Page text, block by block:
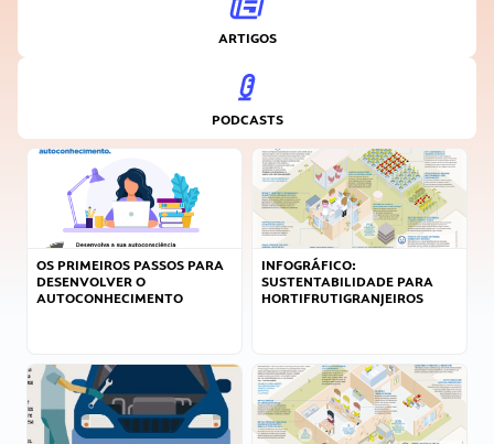
ARTIGOS
PODCASTS
OS PRIMEIROS PASSOS PARA
DESENVOLVER O
AUTOCONHECIMENTO
INFOGRÁFICO:
SUSTENTABILIDADE PARA
HORTIFRUTIGRANJEIROS